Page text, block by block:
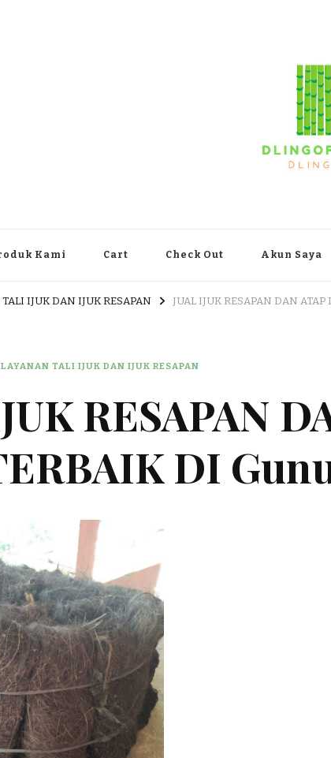
Kami Cart Check Out Akun Saya
IJUK DAN IJUK RESAPAN JUAL IJUK RESAPAN DAN
LAYANAN TALI IJUK DAN IJUK RESAPAN
RESAPAN
DI